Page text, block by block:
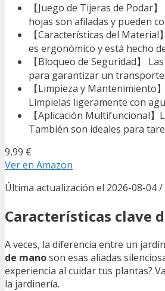
【Juego de Tijeras de Podar
hojas son afiladas y pueden
【Características del
es ergonómico y está hecho
【Bloqueo de Seguridad】
para garantizar un transporte
【Limpieza y Mantenimiento
Límpielas ligeramente con
【Aplicación Multifuncional
También son ideales para
9,99 €
Ver en Amazon
Última actualización el 2026-08-04
Características clave
A veces, la diferencia entre un
de manoson esas aliadas
experiencia al cuidar tus plantas?
la jardinería.